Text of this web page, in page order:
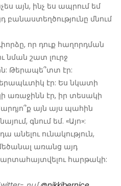
այն, ինչ ես ապրում եմ
բանաստեղծությունը մնում
որ դուք հաղորդման
նման շատ լուրջ
Թերապե՞տտ էր:
էր: Ես նկատի
առաջինն էր, իր տեսակի
այն այս պահին
գնում եմ. «Այո»:
անելու ունակություն,
առանց այդ
հարթակի: